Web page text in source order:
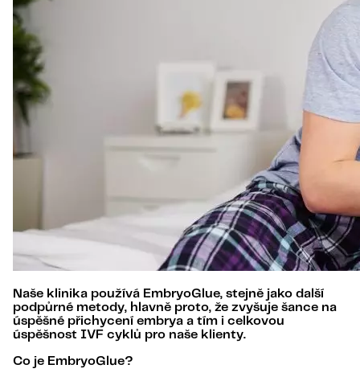
Naše klinika používá EmbryoGlue, stejně jako další
podpůrné metody, hlavně proto, že zvyšuje šance na
úspěšné přichycení embrya a tím i celkovou
úspěšnost IVF cyklů pro naše klienty.
Co je EmbryoGlue?